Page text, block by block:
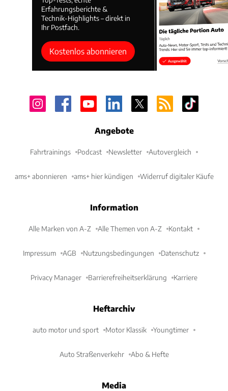
Erfahrungsberichte &
Technik-Highlights – direkt in
Ihr Postfach.
Kostenlos abonnieren
Angebote
Fahrtrainings Podcast Newsletter Autovergleich
ams+ abonnieren ams+ hier kündigen Widerruf digitaler Käufe
Information
Alle Marken von A-Z Alle Themen von A-Z Kontakt
Impressum AGB Nutzungsbedingungen Datenschutz
Privacy Manager Barrierefreiheitserklärung Karriere
Heftarchiv
auto motor und sport Motor Klassik Youngtimer
Auto Straßenverkehr Abo & Hefte
Media